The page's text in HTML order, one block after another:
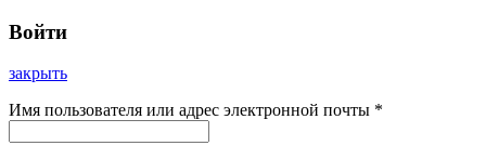
Войти
закрыть
Имя пользователя или адрес электронной почты *